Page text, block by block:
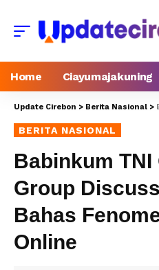
Home Ciayumajakuning
Update Cirebon > Berita Nasional >
BERITA NASIONAL
Babinkum TNI
Group
Bahas
Online